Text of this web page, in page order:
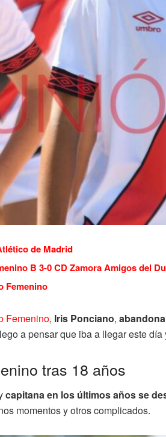
de Madrid
B 3-0 CD Zamora Amigos del
Femenino
Femenino, Iris Ponciano,
a pensar que iba a llegar este
tras 18 años
capitana en los últimos años se
momentos y otros complicados.